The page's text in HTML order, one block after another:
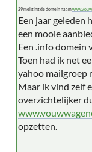
29 mei ging de domein naam
Een jaar geleden
een mooie
Een .info domein
Toen had ik net
yahoo mailgroep
Maar ik vind zelf
overzichtelijker
opzetten.